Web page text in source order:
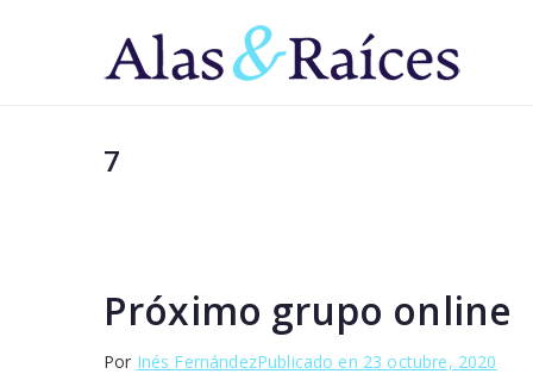
7
Próximo grupo online
Por Inés FernándezPublicado en 23 octubre, 2020